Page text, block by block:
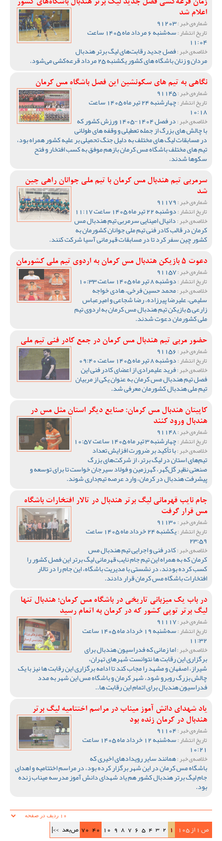
زمان قرعه‌کشی فصل جدید لیگ برتر هندبال باشگاه‌های کشور
اعلام شد
شماره‌ی خبر :
تاریخ انتشار : سه‌شنبه 6 مرداد ماه 1405 ساعت
11:04
خلاصه‌ی خبر :فصل جدید رقابت‌های لیگ برتر هندبال
مردان و زنان باشگاه های کشور یکشنبه 25 مرداد قرعه‌کشی می‌شود.
نگاهی به تیم های سکونشین این فصل باشگاه مس کرمان
شماره‌ی خبر :
تاریخ انتشار : چهارشنبه 24 تیر ماه 1405 ساعت
10:18
خلاصه‌ی خبر : در فصل 1404-1405 ورزش کشور که
با چالش های بزرگ از جمله تعطیلی و وقفه های طولانی
در مسابقات لیگ های مختلف به دلیل جنگ تحمیلی بر علیه کشور همراه بود،
تیم های مختلف باشگاه مس کرمان بازهم موفق به کسب افتخار و فتح
سکوها شدند.
سرمربی تیم هندبال مس کرمان با تیم ملی جوانان راهی چین
شد
شماره‌ی خبر :
تاریخ انتشار :دوشنبه 22 تیر ماه 1405 ساعت 11:17
خلاصه‌ی خبر :دانیال امینایی سرمربی تیم هندبال مس
کرمان در قالب کادر فنی تیم ملی جوانان کشورمان به
کشور چین سفر کرد تا در مسابقات قهرمانی آسیا شرکت کنند.
دعوت 5 بازیکن هندبال مس کرمان به اردوی تیم ملی کشورمان
شماره‌ی خبر :
تاریخ انتشار :دوشنبه 8 تیر ماه 1405 ساعت 10:33
خلاصه‌ی خبر :محمد حسین فرخی، هادی خواجه
سلیمی، علیرضا پیرزاده، رضا شجاعی و امیرعباس
زارعی 5 بازیکن تیم هندبال مس کرمان به اردوی تیم
ملی کشورمان دعوت شدند.
حضور مربی تیم هندبال مس کرمان در جمع کادر فنی تیم ملی
شماره‌ی خبر :
تاریخ انتشار :دوشنبه 8 تیر ماه 1405 ساعت 09:40
خلاصه‌ی خبر :فرید علیمرادی از اعضای کادر فنی این
فصل تیم هندبال مس کرمان به عنوان یکی از مربیان
تیم ملی هندبال کشورمان معرفی شد.
کاپیتان هندبال مس کرمان: صنایع دیگر استان مثل مس در
هندبال ورود کنند
شماره‌ی خبر :
تاریخ انتشار :چهارشنبه 3 تیر ماه 1405 ساعت 10:57
خلاصه‌ی خبر :با تأکید بر ضرورت افزایش تعداد
تیم‌های استان در لیگ برتر، از شرکت‌های بزرگ
صنعتی نظیر گل‌گهر، گهرزمین و فولاد سیرجان خواست تا برای توسعه و
پیشرفت هندبال در کرمان، وارد عرصه تیم‌داری شوند.
جام نایب قهرمانی لیگ برتر هندبال در تالار افتخارات باشگاه
مس قرار گرفت
شماره‌ی خبر :
تاریخ انتشار : یکشنبه 24 خرداد ماه 1405 ساعت
23:59
خلاصه‌ی خبر :کادر فنی و اجرایی تیم هندبال مس
کرمان که به همراه این تیم جام نایب قهرمانی لیگ برتر این فصل کشور را
کسب کرده بودند، در نشستی با مدیریت باشگاه، این جام را در تالار
افتخارات باشگاه مس کرمان قرار دادند.
در باب یک میزبانی تاریخی در باشگاه مس کرمان؛ هندبال تنها
لیگ برتر توپی کشور که در کرمان به اتمام رسید
شماره‌ی خبر :
تاریخ انتشار : سه‌شنبه 19 خرداد ماه 1405 ساعت
11:32
خلاصه‌ی خبر :اما زمانی که فدراسیون هندبال برای
برگزاری این رقابت ها نتوانست شهرهای تهران،
شیراز، اصفهان و مشهد را مجاب کند تا ادامه برگزاری این رقابت ها نیز با یک
چالش بزرگ روبرو شود، شهر کرمان و باشگاه مس این شهر به مدد
فدراسیون هندبال برای اتمام این رقابت ها..
یاد شهدای دانش آموز میناب در مراسم اختتامیه لیگ برتر
هندبال در کرمان زنده بود
شماره‌ی خبر :
تاریخ انتشار : سه‌شنبه 12 خرداد ماه 1405 ساعت
10:21
خلاصه‌ی خبر :همانند سایر رویدادهای اخیری که
باشگاه مس کرمان در این شهر برگزار کرده بود، در مراسم اختتامیه و اهدای
جام لیگ برتر هندبال کشور هم یاد شهدای دانش آموز مدرسه میناب زنده
بود.
ص 1 از 105 1
2
3
4
5
6
7
8
9
10
40
70 ص‌بعد >>|